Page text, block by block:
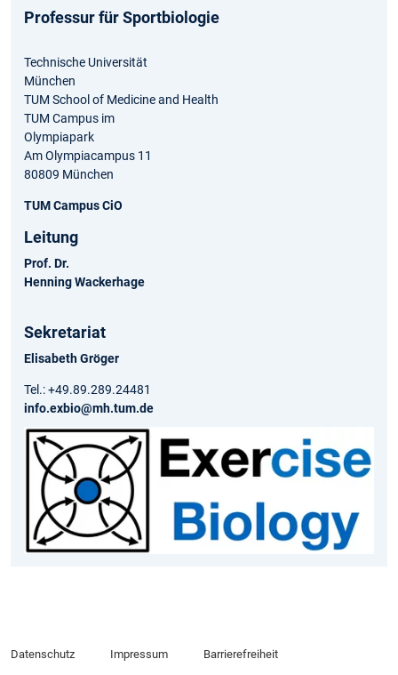
Professur für Sportbiologie
Technische Universität
München
TUM School of Medicine and Health
TUM Campus im
Olympiapark
Am Olympiacampus 11
80809 München
TUM Campus CiO
Leitung
Prof. Dr.
Henning Wackerhage
Sekretariat
Elisabeth Gröger
Tel.: +49.89.289.24481
info.exbio@mh.tum.de
Datenschutz Impressum Barrierefreiheit